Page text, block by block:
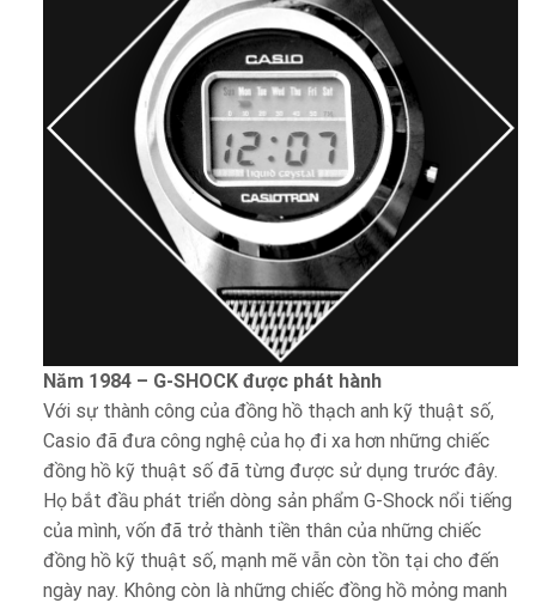
Năm 1984 – G-SHOCK được phát hành
Với sự thành công của đồng hồ thạch anh kỹ thuật số,
Casio đã đưa công nghệ của họ đi xa hơn những chiếc
đồng hồ kỹ thuật số đã từng được sử dụng trước đây.
Họ bắt đầu phát triển dòng sản phẩm G-Shock nổi tiếng
của mình, vốn đã trở thành tiền thân của những chiếc
đồng hồ kỹ thuật số, mạnh mẽ vẫn còn tồn tại cho đến
ngày nay. Không còn là những chiếc đồng hồ mỏng manh